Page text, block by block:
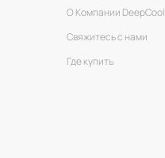
О Компании DeepCool
Свяжитесь с нами
Где купить